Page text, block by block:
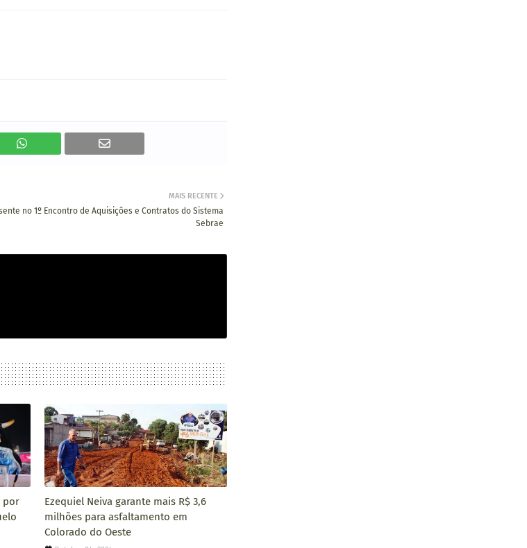
MAIS RECENTE
no 1º Encontro de Aquisições e Contratos do Sistema
Sebrae
por
Ezequiel Neiva garante mais R$ 3,6
milhões para asfaltamento em
Colorado do Oeste